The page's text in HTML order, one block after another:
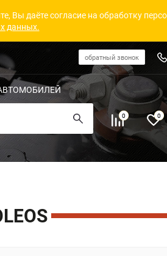
Вы даёте согласие на обработку
данных.
обратный звонок
0 0